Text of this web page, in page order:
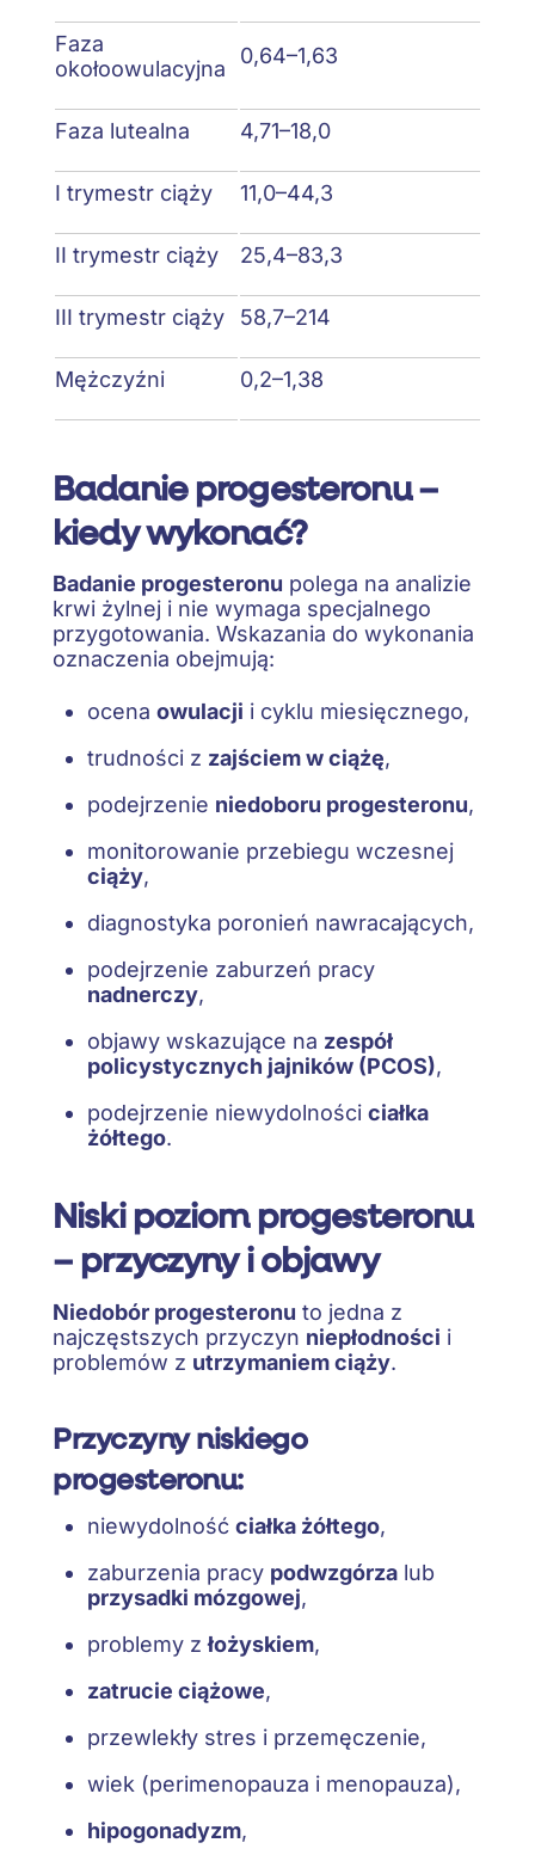
Faza
okołoowulacyjna
0,64–1,63
Faza lutealna 4,71–18,0
I trymestr ciąży 11,0–44,3
II trymestr ciąży 25,4–83,3
III trymestr ciąży 58,7–214
Mężczyźni 0,2–1,38
Badanie progesteronu –
kiedy wykonać?
Badanie progesteronu polega na analizie
krwi żylnej i nie wymaga specjalnego
przygotowania. Wskazania do wykonania
oznaczenia obejmują:
ocena owulacji i cyklu miesięcznego,
trudności z zajściem w ciążę,
podejrzenie niedoboru progesteronu,
monitorowanie przebiegu wczesnej
ciąży,
diagnostyka poronień nawracających,
podejrzenie zaburzeń pracy
nadnerczy,
objawy wskazujące na zespół
policystycznych jajników (PCOS),
podejrzenie niewydolności ciałka
żółtego.
Niski poziom progesteronu
– przyczyny i objawy
Niedobór progesteronu to jedna z
najczęstszych przyczyn niepłodności i
problemów z utrzymaniem ciąży.
Przyczyny niskiego
progesteronu:
niewydolność ciałka żółtego,
zaburzenia pracy podwzgórzalub
przysadki mózgowej,
problemy złożyskiem,
zatrucie ciążowe,
przewlekły stres i przemęczenie,
wiek (perimenopauza i menopauza),
hipogonadyzm,